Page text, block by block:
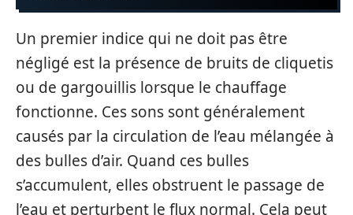
Un premier indice qui ne doit pas être
négligé est la présence de bruits de cliquetis
ou de gargouillis lorsque le chauffage
fonctionne. Ces sons sont généralement
causés par la circulation de l’eau mélangée à
des bulles d’air. Quand ces bulles
s’accumulent, elles obstruent le passage de
l’eau et perturbent le flux normal. Cela peut